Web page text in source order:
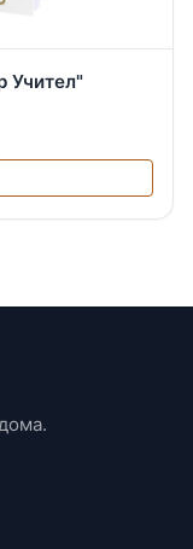
Учител"